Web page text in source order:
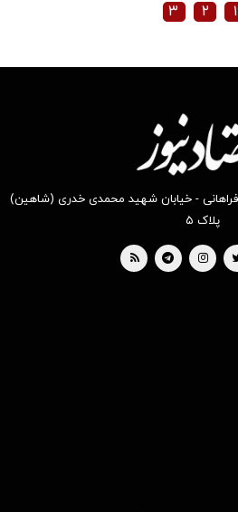
۱ ۲ ۳
فراهانی - خیابان شهید محمدی خدری (شاهین)
پلاک ۵